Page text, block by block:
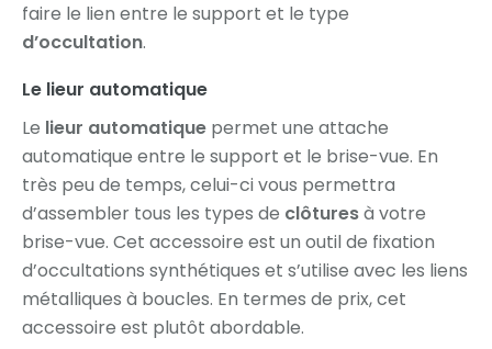
faire le lien entre le support et le type
d’occultation.
Le lieur automatique
Le lieur automatique permet une attache
automatique entre le support et le brise-vue. En
très peu de temps, celui-ci vous permettra
d’assembler tous les types de clôturesà votre
brise-vue. Cet accessoire est un outil de fixation
d’occultations synthétiques et s’utilise avec les liens
métalliques à boucles. En termes de prix, cet
accessoire est plutôt abordable.